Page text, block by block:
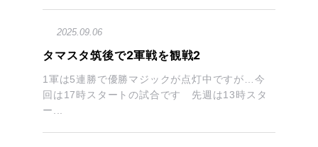
2025.09.06
タマスタ筑後で2軍戦を観戦2
1軍は5連勝で優勝マジックが点灯中ですが…今
回は17時スタートの試合です 先週は13時スタ
ー...